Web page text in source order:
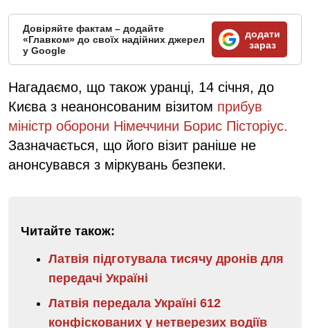
Довіряйте фактам – додайте
«Главком» до своїх надійних джерел
у Google
додати
зараз
Нагадаємо, що також уранці, 14 січня, до
Києва з неанонсованим візитом прибув
міністр оборони Німеччини Борис Пісторіус.
Зазначається, що його візит раніше не
анонсувався з міркувань безпеки.
Читайте також:
Латвія підготувала тисячу дронів для
передачі Україні
Латвія передала Україні 612
конфіскованих у нетверезих водіїв